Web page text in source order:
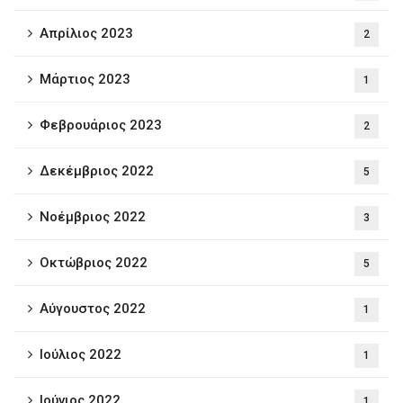
Απρίλιος 2023 2
Μάρτιος 2023 1
Φεβρουάριος 2023 2
Δεκέμβριος 2022 5
Νοέμβριος 2022 3
Οκτώβριος 2022 5
Αύγουστος 2022 1
Ιούλιος 2022 1